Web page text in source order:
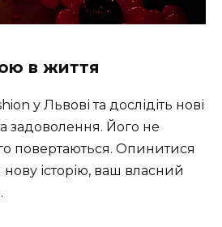
в життя
у Львові та дослідіть нові
задоволення. Його не
повертаються. Опинитися
історію, ваш власний